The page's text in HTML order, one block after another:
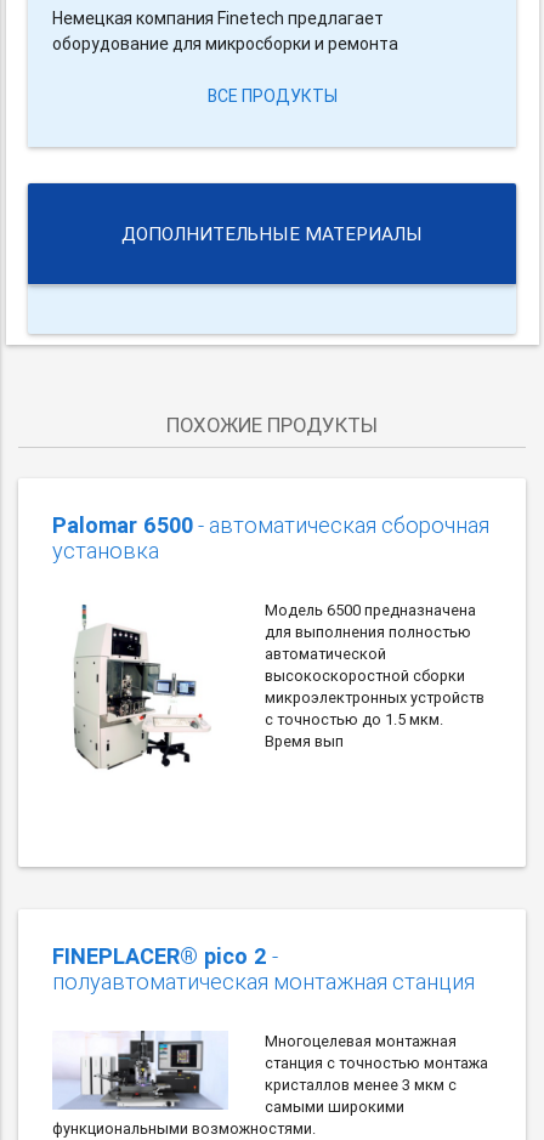
Немецкая компания Finetech предлагает
оборудование для микросборки и ремонта
ВСЕ ПРОДУКТЫ
ДОПОЛНИТЕЛЬНЫЕ МАТЕРИАЛЫ
ПОХОЖИЕ ПРОДУКТЫ
Palomar 6500- автоматическая сборочная
установка
Модель 6500 предназначена
для выполнения полностью
автоматической
высокоскоростной сборки
микроэлектронных устройств
с точностью до 1.5 мкм.
Время вып
FINEPLACER® pico 2 -
полуавтоматическая монтажная станция
Многоцелевая монтажная
станция с точностью монтажа
кристаллов менее 3 мкм с
самыми широкими
функциональными возможностями.